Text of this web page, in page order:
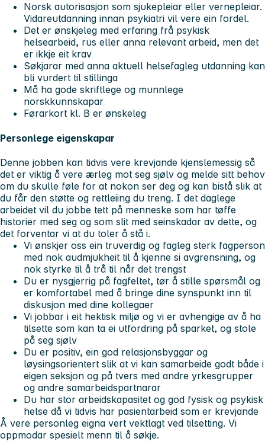
Norsk autorisasjon som sjukepleiar eller vernepleiar.
Vidareutdanning innan psykiatri vil vere ein fordel.
Det er ønskjeleg med erfaring frå psykisk
helsearbeid, rus eller anna relevant arbeid, men det
er ikkje eit krav
Søkjarar med anna aktuell helsefagleg utdanning kan
bli vurdert til stillinga
Må ha gode skriftlege og munnlege
norskkunnskapar
Førarkort kl. B er ønskeleg
Personlege eigenskapar
Denne jobben kan tidvis vere krevjande kjenslemessig så
det er viktig å vere ærleg mot seg sjølv og melde sitt behov
om du skulle føle for at nokon ser deg og kan bistå slik at
du får den støtte og rettleiing du treng. I det daglege
arbeidet vil du jobbe tett på menneske som har tøffe
historier med seg og som slit med seinskadar av dette, og
det forventar vi at du toler å stå i.
Vi ønskjer oss ein truverdig og fagleg sterk fagperson
med nok audmjukheit til å kjenne si avgrensning, og
nok styrke til å trå til når det trengst
Du er nysgjerrig på fagfeltet, tør å stille spørsmål og
er komfortabel med å bringe dine synspunkt inn til
diskusjon med dine kollegaer
Vi jobbar i eit hektisk miljø og vi er avhengige av å ha
tilsette som kan ta ei utfordring på sparket, og stole
på seg sjølv
Du er positiv, ein god relasjonsbyggar og
løysingsorientert slik at vi kan samarbeide godt både i
eigen seksjon og på tvers med andre yrkesgrupper
og andre samarbeidspartnarar
Du har stor arbeidskapasitet og god fysisk og psykisk
helse då vi tidvis har pasientarbeid som er krevjande
Å vere personleg eigna vert vektlagt ved tilsetting. Vi
oppmodar spesielt menn til å søkje.